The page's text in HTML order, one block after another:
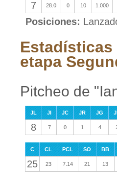
7 28.0 0 10 1.000
Posiciones:
Estadísticas
etapa
Pitcheo de
JL JI JC JR JG
8 7 0 1 4
C CL PCL SO BB
25 23 7.14 21 13